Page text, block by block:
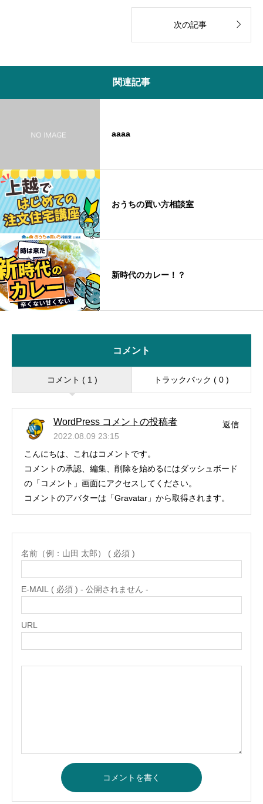
次の記事 
関連記事
aaaa
おうちの買い方相談室
新時代のカレー！？
コメント
コメント ( 1 ) トラックバック ( 0 )
WordPress コメントの投稿者
2022.08.09 23:15
返信
こんにちは、これはコメントです。
コメントの承認、編集、削除を始めるにはダッシュボード
の「コメント」画面にアクセスしてください。
コメントのアバターは「Gravatar 」から取得されます。
名前（例：山田 太郎） ( 必須 )
E-MAIL ( 必須 ) - 公開されません -
URL
コメントを書く